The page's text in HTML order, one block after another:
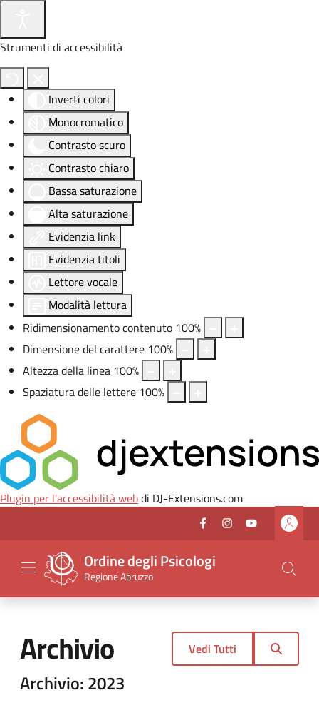
Strumenti di accessibilità
Inverti colori
Monocromatico
Contrasto scuro
Contrasto chiaro
Bassa saturazione
Alta saturazione
Evidenzia link
Evidenzia titoli
Lettore vocale
Modalità lettura
Ridimensionamento contenuto 100%
Dimensione del carattere 100%
Altezza della linea 100%
Spaziatura delle lettere 100%
Plugin per l'accessibilità webdi DJ-Extensions.com
Seguici su
Facebook
(nuova scheda - new
Instagram
(nuova scheda
Youtube
(nuova
Ordine degli Psicologi
Regione Abruzzo
Vedi Tutti
Archivio
Archivio: 2023